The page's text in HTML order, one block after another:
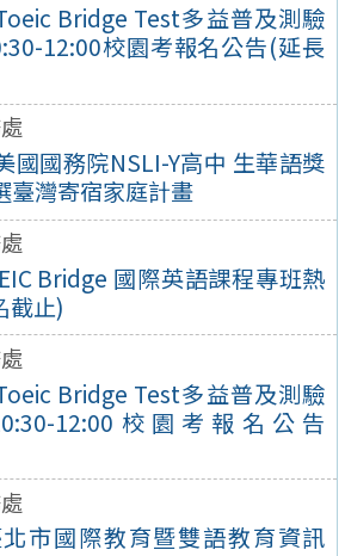
Bridge Test多益普及測驗
12:00校園考報名公告(延長
國國務院NSLI-Y高中 生華語獎
臺灣寄宿家庭計畫
Bridge 國際英語課程專班熱
截止)
Bridge Test多益普及測驗
12:00校園考報名公告
市國際教育暨雙語教育資訊